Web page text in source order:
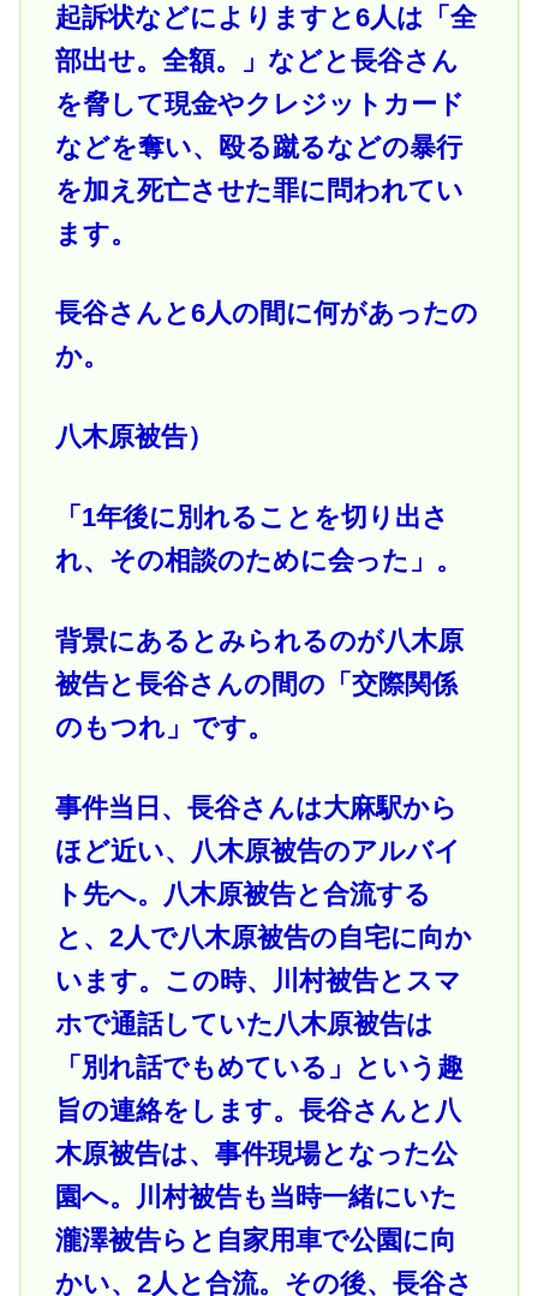
起訴状などによりますと6人は「全
部出せ。全額。」などと長谷さん
を脅して現金やクレジットカード
などを奪い、殴る蹴るなどの暴行
を加え死亡させた罪に問われてい
ます。
長谷さんと6人の間に何があったの
か。
八木原被告）
「1年後に別れることを切り出さ
れ、その相談のために会った」。
背景にあるとみられるのが八木原
被告と長谷さんの間の「交際関係
のもつれ」です。
事件当日、長谷さんは大麻駅から
ほど近い、八木原被告のアルバイ
ト先へ。八木原被告と合流する
と、2人で八木原被告の自宅に向か
います。この時、川村被告とスマ
ホで通話していた八木原被告は
「別れ話でもめている」という趣
旨の連絡をします。長谷さんと八
木原被告は、事件現場となった公
園へ。川村被告も当時一緒にいた
瀧澤被告らと自家用車で公園に向
かい、2人と合流。その後、長谷さ